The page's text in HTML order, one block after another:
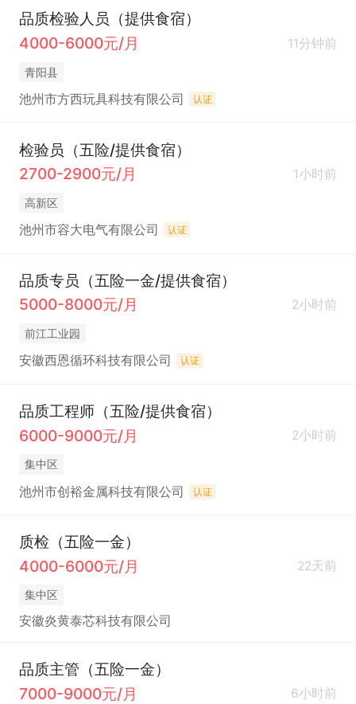
品质检验人员（提供食宿）
4000-6000元/月
11分钟前
青阳县
池州市方西玩具科技有限公司 认证
检验员（五险/提供食宿）
2700-2900元/月
1小时前
高新区
池州市容大电气有限公司 认证
品质专员（五险一金/提供食宿）
5000-8000元/月
2小时前
前江工业园
安徽西恩循环科技有限公司 认证
品质工程师（五险/提供食宿）
6000-9000元/月
2小时前
集中区
池州市创裕金属科技有限公司 认证
质检（五险一金）
4000-6000元/月
22天前
集中区
安徽炎黄泰芯科技有限公司
品质主管（五险一金）
7000-9000元/月
6小时前